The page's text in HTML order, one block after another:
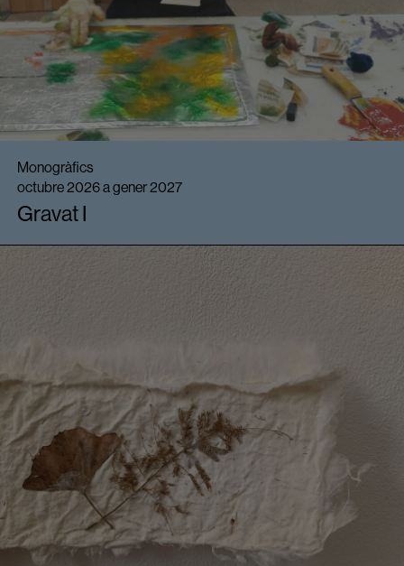
Monogràfics
octubre 2026 a gener 2027
Gravat I